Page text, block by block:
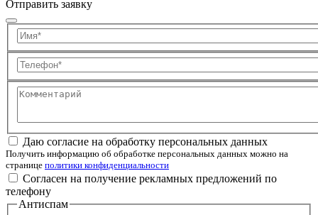
Отправить заявку
Имя
Телефон
Комментарий
Даю согласие на обработку персональных данных
Получить информацию об обработке персональных данных можно на
странице политики конфиденциальности
Согласен на получение рекламных предложений по
телефону
Антиспам